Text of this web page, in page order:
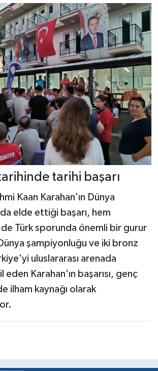
tarihi başarı
Kaan Karahan'ın Dünya
elde ettiği başarı, hem
Türk sporunda önemli bir gurur
şampiyonluğu ve iki bronz
uluslararası arenada
eden Karahan'ın başarısı, genç
ilham kaynağı olarak